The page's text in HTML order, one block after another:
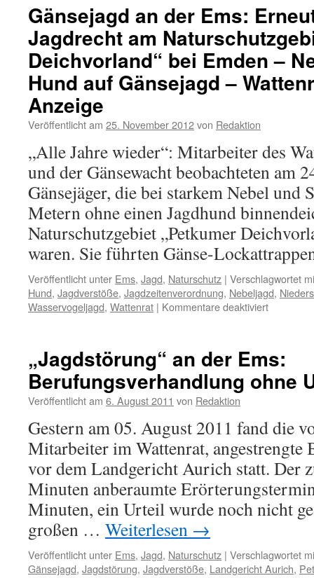
Gänsejagd an der Ems:
Jagdrecht am
Deichvorland“ bei Emden –
Hund auf Gänsejagd –
Anzeige
Veröffentlicht am 25. November 2012von Redaktion
„Alle Jahre wieder“: Mitarbeiter des
und der Gänsewacht beobachteten am
Gänsejäger, die bei starkem Nebel und
Metern ohne einen Jagdhund
Naturschutzgebiet „Petkumer
waren. Sie führten Gänse-
Veröffentlicht unter Ems, Jagd, Naturschutz | Verschlagwortet
Hund, Jagdverstöße, Jagdzeitenverordnung, Nebeljagd,
Wasservogeljagd, Wattenrat | Kommentare deaktiviertfür
Ems:
Erneut
Verstöße
am
„Petkumer
bei
Emden
–
Hund
auf
„Jagdstörung“ an der Ems:
Berufungsverhandlung ohne
Veröffentlicht am 6. August 2011 von Redaktion
Gestern am 05. August 2011 fand die
Mitarbeiter im Wattenrat, angestrengte
vor dem Landgericht Aurich statt. Der
Minuten anberaumte
Minuten, ein Urteil wurde noch nicht
großen … Weiterlesen →
Veröffentlicht unter Ems, Jagd, Naturschutz | Verschlagwortet
Gänsejagd, Jagdstörung, Jagdverstöße, Landgericht Aurich,